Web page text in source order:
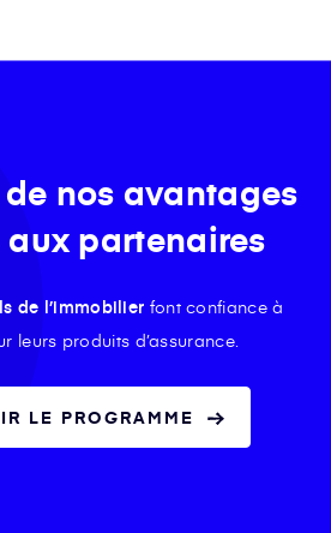
nos avantages
partenaires
de l’immobilier font confiance à
leurs produits d’assurance.
LE PROGRAMME